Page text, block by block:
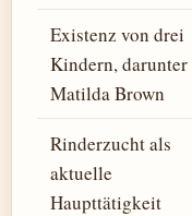
Existenz von drei
Kindern, darunter
Matilda Brown
Rinderzucht als
aktuelle
Haupttätigkeit